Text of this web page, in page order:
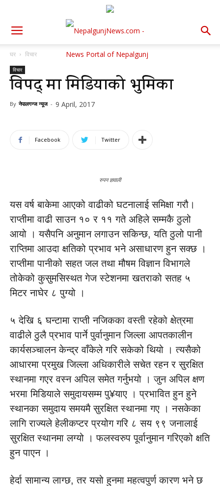
घर विचार
विचार
विपद् मा मिडियाको भुमिका
By नेपालगन्ज न्यूज - 9 April, 2017
Facebook Twitter
रुपन ज्ञवाली
यस वर्ष बाकेमा आएको वाढीको घटनालाई समिक्षा गरौ।
राप्तीमा वाढी साउन १० र ११ गते अहिले सम्मकै ठुलो
आयो । यसैपनि अनुमान लगाउन सकिन्छ, यति ठुलो पानी
राप्तिमा आउदा क्षतिको प्रभाव भने असाधारण हुन सक्छ ।
राप्तीमा पानीको सहत जल तथा मौषम विज्ञान विभागले
तोकेको कुसुमसिस्थत गेज स्टेशनमा खतराको सतह ५
मिटर नाघेर ८ पुग्यो ।
५ देखि ६ घन्टामा राप्ती नजिकका वस्ती रहेको क्षेत्रमा
वाढीले ठुलै प्रभाव पार्ने पुर्वानुमान जिल्ला आपतकालीन
कार्यसञ्चालन केन्द्र वाँकेले गरि सकेको थियो । त्यसैको
आधारमा प्रमुख जिल्ला अधिकारीले सचेत रहन र सुरक्षित
स्थानमा गएर वस्न अपिल समेत गर्नुभयो । जुन अपिल क्षण
भरमा मिडियाले समुदायसम्म पु¥याए । प्रभावित हुन हुने
स्थानका समुदाय समयमै सुरक्षित स्थानमा गए । नसकेका
लागि राज्यले हेलीकप्टर प्रयोग गरि ८ सय ९९ जनालाई
सुरक्षित स्थानमा लग्यो । फलस्वरुप पूर्वानुमान गरिएको क्षति
हुन पाएन ।
हेर्दा सामान्य लाग्छ, तर यसो हुनमा महत्वपुर्ण कारण भने छ